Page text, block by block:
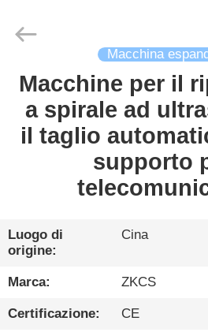
CASA
PRODOTTI
CHI
SIAMO
VISITA
INDUSTRIAL
CO.,
Reserved.
Macchina
Macchine per il
a spirale ad
il taglio
supporto
Luogo di
origine:
Cina
Marca: ZKCS
Certificazione: CE